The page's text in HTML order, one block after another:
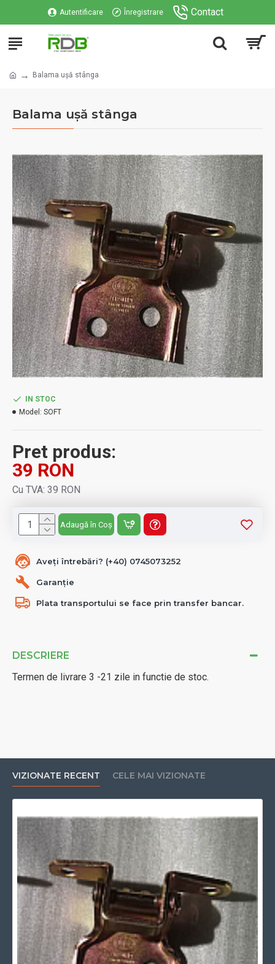
Autentificare Înregistrare Contact
Balama ușă stânga
Balama ușă stânga
DESCRIERE
Termen de livrare 3 -21 zile in functie de stoc.
Aveți întrebări? (+40) 0745073252
Garanție
Plata transportului se face prin transfer bancar.
Pret produs:
39 RON
Cu TVA: 39 RON
IN STOC
Model: SOFT
Adaugă în Coș
VIZIONATE RECENT CELE MAI VIZIONATE